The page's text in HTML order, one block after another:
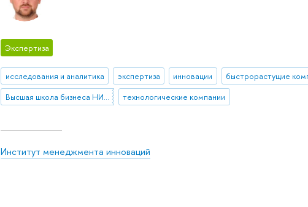
Экспертиза
исследования и аналитика экспертиза инновации быстрорастущие
Высшая школа бизнеса НИУ ВШЭ
технологические компании
Институт менеджмента инноваций